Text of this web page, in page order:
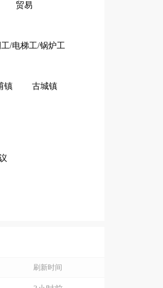
贸易
工/电梯工/锅炉工
镇
古城镇
刷新时间